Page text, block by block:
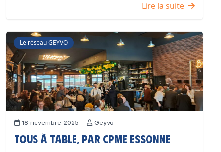
Lire la suite
Le réseau GEYVO
18 novembre 2025 Geyvo
Tous à table, par CPME Essonne